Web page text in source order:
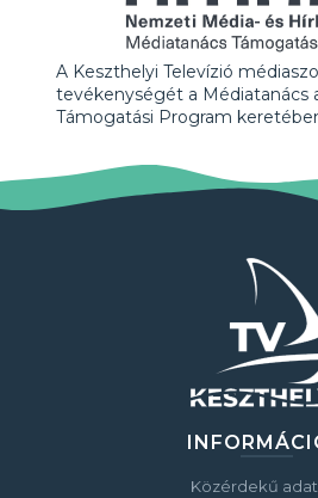
A Keszthelyi Televízió
tevékenységét a Médiatanács
Támogatási Program
Közérdekű